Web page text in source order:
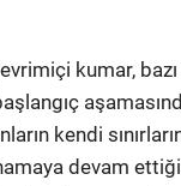
kumar,
kendi
devam